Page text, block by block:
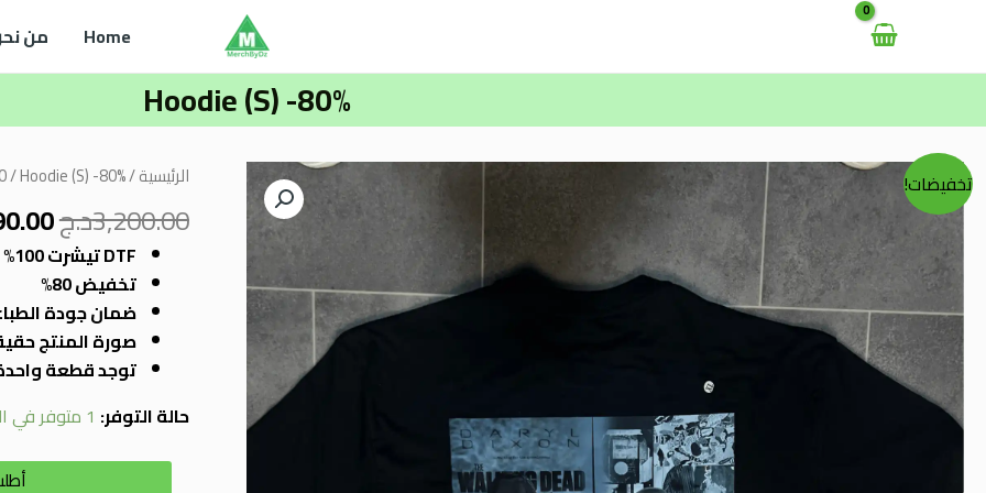
المحتوى
Home من
Hoodie (S) -80%
تخفيضات! الرئيسية/
/ Hoodie (S) -80%
3,200.00د.جهو:
DTF تيشرت 100% قطن مع طباعة
تخفيض 80%
ضمان جودة
صورة المنتج
توجد قطعة
حالة التوفر: 1 متوفر في المخزون
كمية
Hoodie
(S)
-80%